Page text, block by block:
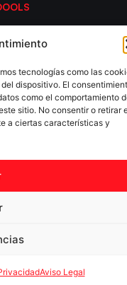
tecnologías como las
dispositivo. El
como el comportamiento
sitio. No consentir o retirar
a ciertas características y
Aviso Legal
de Privacidad